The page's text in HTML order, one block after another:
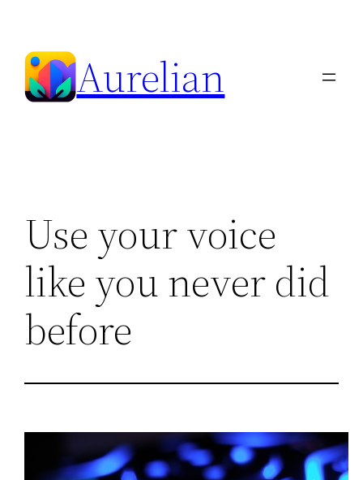
content
Aurelian
Use your voice
like you never did
before